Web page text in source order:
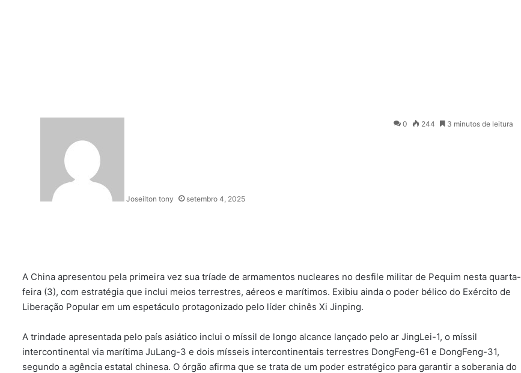
Joseilton tony setembro 4, 2025
0 244 3 minutos de leitura
A China apresentou pela primeira vez sua tríade de armamentos nucleares no desfile militar de Pequim nesta quarta-
feira (3), com estratégia que inclui meios terrestres, aéreos e marítimos. Exibiu ainda o poder bélico do Exército de
Liberação Popular em um espetáculo protagonizado pelo líder chinês Xi Jinping.
A trindade apresentada pelo país asiático inclui o míssil de longo alcance lançado pelo ar JingLei-1, o míssil
intercontinental via marítima JuLang-3 e dois mísseis intercontinentais terrestres DongFeng-61 e DongFeng-31,
segundo a agência estatal chinesa. O órgão afirma que se trata de um poder estratégico para garantir a soberania do